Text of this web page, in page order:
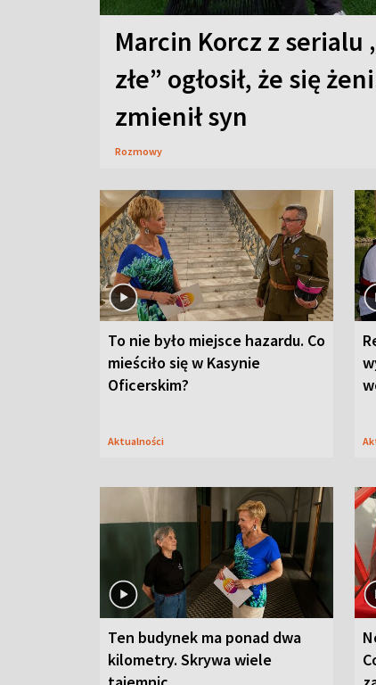
Marcin Korcz z serialu
złe” ogłosił, że się
zmienił syn
Rozmowy
To nie było miejsce hazardu. Co
mieściło się w Kasynie
Oficerskim?
Aktualności
Ten budynek ma ponad dwa
kilometry. Skrywa wiele